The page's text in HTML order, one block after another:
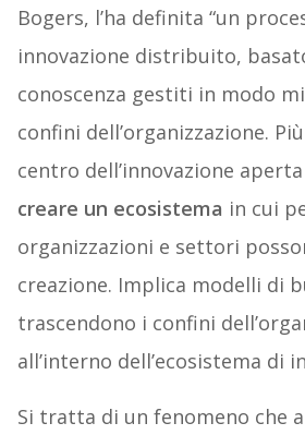
Bogers, l’ha definita “un
innovazione distribuito,
conoscenza gestiti in modo
confini dell’organizzazione.
centro dell’innovazione aperta
creare un ecosistema in cui
organizzazioni e settori
creazione. Implica modelli di
trascendono i confini
all’interno dell’ecosistema di
Si tratta di un fenomeno che